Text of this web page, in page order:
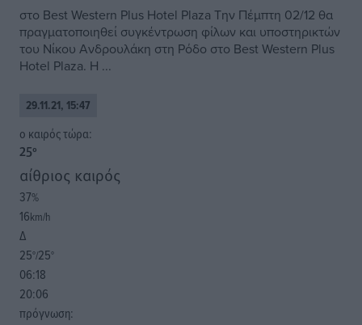
στο Best Western Plus Hotel Plaza Την Πέμπτη 02/12 θα
πραγματοποιηθεί συγκέντρωση φίλων και υποστηρικτών
του Νίκου Ανδρουλάκη στη Ρόδο στο Best Western Plus
Hotel Plaza. Η ...
29.11.21, 15:47
o καιρός τώρα:
25°
αίθριος καιρός
37%
16km/h
Δ
25°/25°
06:18
20:06
πρόγνωση: